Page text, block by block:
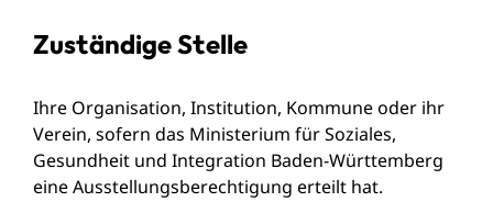
Zuständige Stelle
Ihre Organisation, Institution, Kommune oder ihr
Verein, sofern das Ministerium für Soziales,
Gesundheit und Integration Baden-Württemberg
eine Ausstellungsberechtigung erteilt hat.